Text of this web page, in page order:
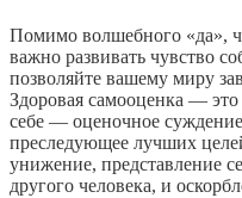
Помимо волшебного «да»,
важно развивать чувство
позволяйте вашему миру
Здоровая самооценка —
себе — оценочное
преследующее лучших
унижение, представление
другого человека, и